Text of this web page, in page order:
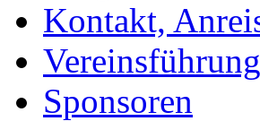
Kontakt,
Vereinsführung
Sponsoren